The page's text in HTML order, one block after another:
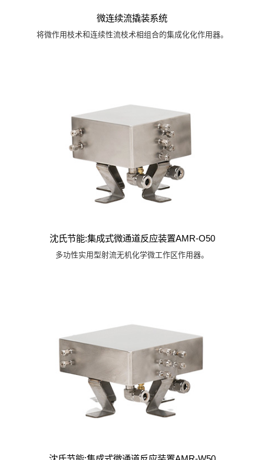
微连续流撬装系统
将微作用枝术和连续性流枝术相组合的集成化化作用器。
沈氏节能:集成式微通道反应装置AMR-O50
多功性实用型射流无机化学微工作区作用器。